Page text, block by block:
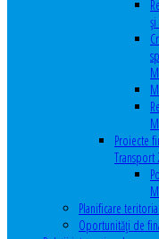
Proiecte
Transport
Planificare
Oportunităţi de